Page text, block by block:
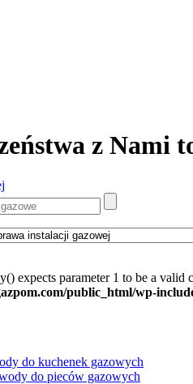
z Nami
expects parameter 1 to be a
public_html/wp-
do kuchenek gazowych
do pieców gazowych